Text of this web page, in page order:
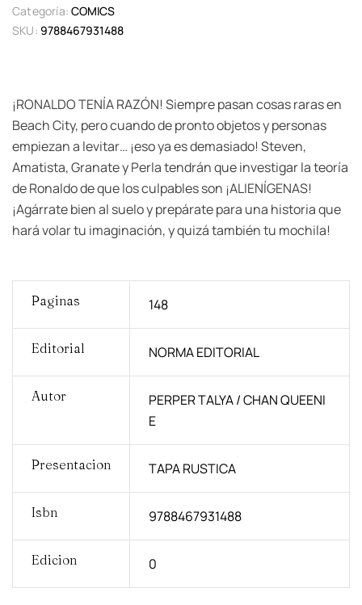
Categoría: COMICS
SKU: 9788467931488
¡RONALDO TENÍA RAZÓN! Siempre pasan cosas raras en
Beach City, pero cuando de pronto objetos y personas
empiezan a levitar… ¡eso ya es demasiado! Steven,
Amatista, Granate y Perla tendrán que investigar la teoría
de Ronaldo de que los culpables son ¡ALIENÍGENAS!
¡Agárrate bien al suelo y prepárate para una historia que
hará volar tu imaginación, y quizá también tu mochila!
Paginas 148
Editorial NORMA EDITORIAL
Autor
PERPER TALYA / CHAN QUEENI
E
Presentacion TAPA RUSTICA
Isbn 9788467931488
Edicion 0